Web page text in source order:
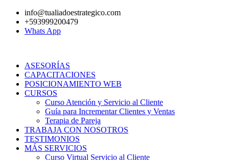
contenido
info@tualiadoestrategico.com
+593999200479
Whats App
ASESORÍAS
CAPACITACIONES
POSICIONAMIENTO WEB
CURSOS
Curso Atención y Servicio al Cliente
Guía para Incrementar Clientes y Ventas
Terapia de Pareja
TRABAJA CON NOSOTROS
TESTIMONIOS
MÁS SERVICIOS
Curso Virtual Servicio al Cliente